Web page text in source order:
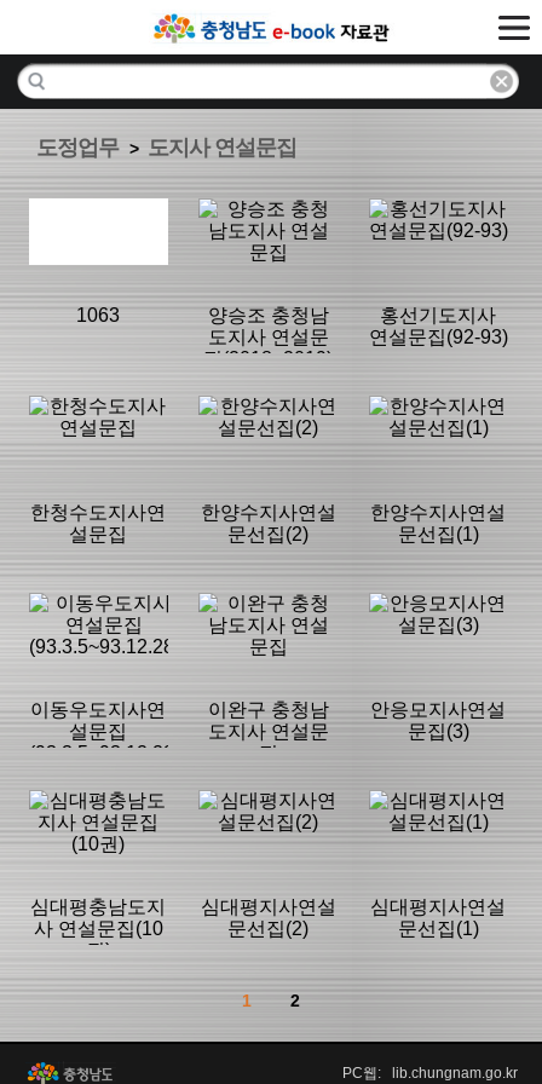
도정업무 > 도지사 연설문집
1063
분류명 : 도지사
연설문집
|
2026/08/06
양승조 충청남
도지사 연설문
집(2018~2019)
분류명 : 도지사
연설문집
|
2020/08/03
홍선기도지사
연설문집(92-93)
분류명 : 도지사
연설문집
|
2017/12/03
한청수도지사연
설문집
분류명 : 도지사
연설문집
|
2017/12/03
문:1,023
한양수지사연설
문선집(2)
분류명 : 도지사
연설문집
2017/12/03
문:436
한양수지사연설
문선집(1)
분류명 : 도지사
연설문집
|
2017/12/03
문:538
이동우도지사연
설문집
(93.3.5~93.12.28)
분류명 : 도지사
연설문집
|
등록일 :
|
이완구 충청남
도지사 연설문
집
분류명 : 도지사
연설문집
|
등록일 :
2017/12/03
안응모지사연설
문집(3)
분류명 : 도지사
연설문집
|
등록일 :
|
심대평충남도지
사 연설문집(10
권)
심대평지사연설
문선집(2)
분류명 : 도지사
심대평지사연설
문선집(1)
1 2
PC웹: lib.chungnam.go.kr